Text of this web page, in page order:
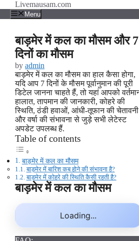
content
Livemausam.com
Menu
बाड़मेर में कल का मौसम और 7
दिनों का मौसम
by admin
बाड़मेर में कल का मौसम का हाल कैसा होगा,
यदि आप 7 दिनों के मौसम पूर्वानुमान की पूरी
डिटेल जानना चाहते हैं, तो यहां आपको
हालात, तापमान की जानकारी, कोहरे की
स्थिति, ठंडी हवाओं, आंधी-तूफान की चेतावनी
और वर्षा की संभावना से जुड़े सभी लेटेस्ट
अपडेट उपलब्ध हैं.
Table of contents
बाड़मेर में कल का मौसम
बाड़मेर में बारिश कब होने की संभावना है?
बाड़मेर में कोहरे की स्थिति कैसी रहती है?
बाड़मेर में कल का मौसम
Loading...